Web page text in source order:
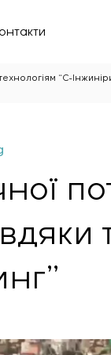
“С-